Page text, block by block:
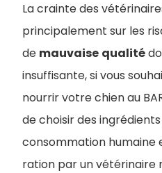
La crainte des
principalement sur les
de mauvaise qualité
insuffisante, si vous
nourrir votre chien au
de choisir des
consommation humaine
ration par un vétérinaire